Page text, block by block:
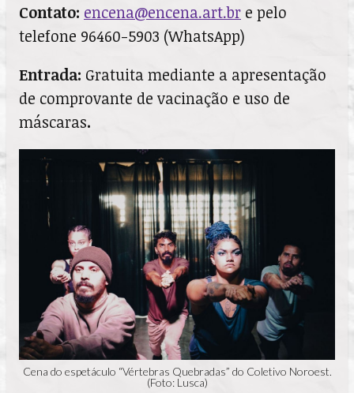
Contato: encena@encena.art.br e pelo
telefone 96460-5903 (WhatsApp)
Entrada: Gratuita mediante a apresentação
de comprovante de vacinação e uso de
máscaras.
Cena do espetáculo “Vértebras Quebradas” do Coletivo Noroest.
(Foto: Lusca)